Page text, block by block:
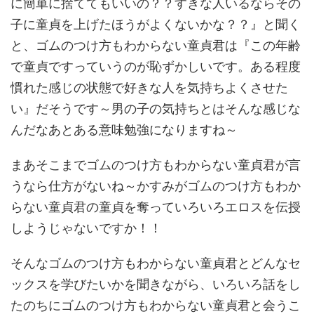
子に童貞を上げたほうがよくないかな？？』と聞く
と、ゴムのつけ方もわからない童貞君は『この年齢
で童貞ですっていうのが恥ずかしいです。ある程度
慣れた感じの状態で好きな人を気持ちよくさせた
い』だそうです～男の子の気持ちとはそんな感じな
んだなあとある意味勉強になりますね～
まあそこまでゴムのつけ方もわからない童貞君が言
うなら仕方がないね～かすみがゴムのつけ方もわか
らない童貞君の童貞を奪っていろいろエロスを伝授
しようじゃないですか！！
そんなゴムのつけ方もわからない童貞君とどんなセ
ックスを学びたいかを聞きながら、いろいろ話をし
たのちにゴムのつけ方もわからない童貞君と会うこ